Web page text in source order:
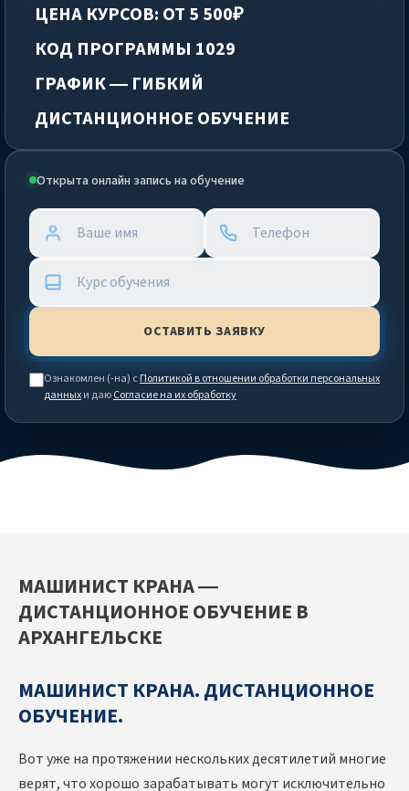
Открыта онлайн запись на обучение
Ознакомлен (-на) сПолитикой в отношении обработки персональных
данныхи даюСогласие на их обработку
ЦЕНА КУРСОВ: ОТ 5 500₽
КОД ПРОГРАММЫ 1029
ГРАФИК — ГИБКИЙ
ДИСТАНЦИОННОЕ ОБУЧЕНИЕ
МАШИНИСТ КРАНА —
ДИСТАНЦИОННОЕ ОБУЧЕНИЕ В
АРХАНГЕЛЬСКЕ
МАШИНИСТ КРАНА. ДИСТАНЦИОННОЕ
ОБУЧЕНИЕ.
Вот уже на протяжении нескольких десятилетий многие
верят, что хорошо зарабатывать могут исключительно